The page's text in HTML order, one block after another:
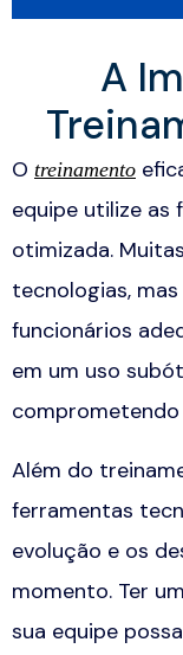
A
O treinamento
equipe utilize as
otimizada.
tecnologias,
funcionários
em um uso
Além do
ferramentas
evolução e os
momento. Ter
sua equipe